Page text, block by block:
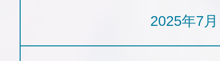
2025年7月